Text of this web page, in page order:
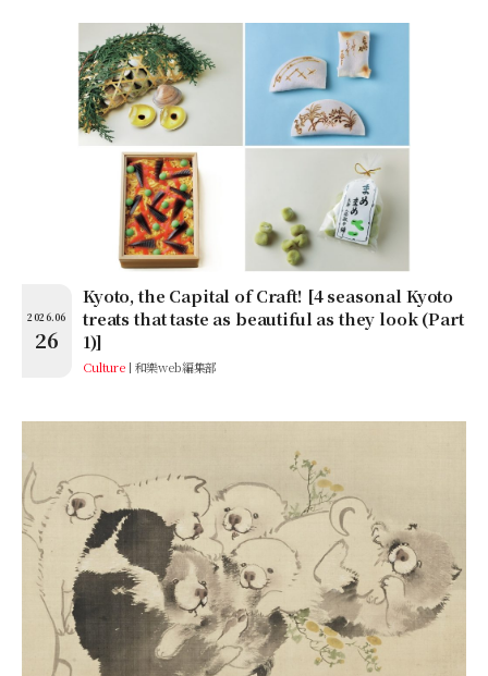
2026.06
26
Kyoto, the Capital of Craft! [4 seasonal Kyoto
treats that taste as beautiful as they look (Part
1)]
Culture 和樂web編集部